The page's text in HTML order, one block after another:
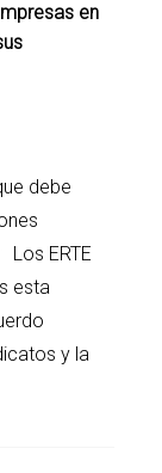
en
debe
Los ERTE
esta
y la